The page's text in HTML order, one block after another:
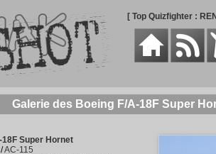
[ Top Quizfighter :
Galerie des Boeing F/A-18F Super
18F Super Hornet
/AC-115